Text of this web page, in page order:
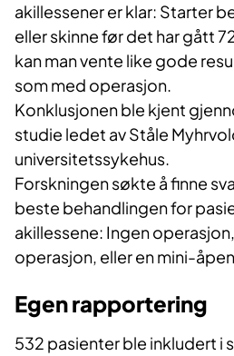
akillessener er klar: Starter
eller skinne før det har gått
kan man vente like gode
som med operasjon.
Konklusjonen ble kjent
studie ledet av Ståle
universitetssykehus.
Forskningen søkte å finne
beste behandlingen for
akillessene: Ingen
operasjon, eller en mini-
Egen rapportering
532 pasienter ble inkludert i